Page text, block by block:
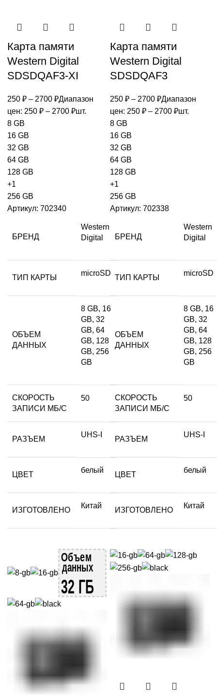
Карта памяти
Western Digital
SDSDQAF3-XI
250 ₽ – 2700 ₽Диапазон
цен: 250 ₽ – 2700 ₽шт.
8 GB
16 GB
32 GB
64 GB
128 GB
+1
256 GB
Артикул: 702340
БРЕНД
Western
Digital
ТИП КАРТЫ
microSD
ОБЪЕМ
ДАННЫХ
8 GB, 16
GB, 32
GB, 64
GB, 128
GB, 256
GB
СКОРОСТЬ
ЗАПИСИ МБ/С
50
РАЗЪЕМ
UHS-I
ЦВЕТ
белый
ИЗГОТОВЛЕНО
Китай
Карта памяти
Western Digital
SDSDQAF3
250 ₽ – 2700 ₽Диапазон
цен: 250 ₽ – 2700 ₽шт.
8 GB
16 GB
32 GB
64 GB
128 GB
+1
256 GB
Артикул: 702338
БРЕНД
Western
Digital
ТИП КАРТЫ
microSD
ОБЪЕМ
ДАННЫХ
8 GB, 16
GB, 32
GB, 64
GB, 128
GB, 256
GB
СКОРОСТЬ
ЗАПИСИ МБ/С
50
РАЗЪЕМ
UHS-I
ЦВЕТ
белый
ИЗГОТОВЛЕНО
Китай